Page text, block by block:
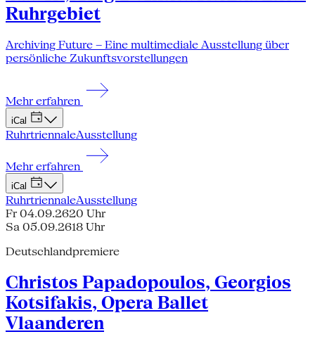
Ruhrgebiet
Archiving Future – Eine multimediale Ausstellung über
persönliche Zukunftsvorstellungen
Mehr erfahren
iCal
RuhrtriennaleAusstellung
Mehr erfahren
iCal
RuhrtriennaleAusstellung
Fr 04.09.2620 Uhr
Sa 05.09.2618 Uhr
Deutschlandpremiere
Christos Papadopoulos, Georgios
Kotsifakis, Opera Ballet
Vlaanderen